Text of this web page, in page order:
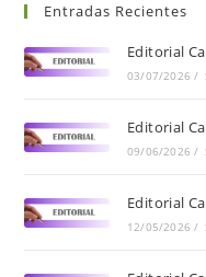
Entradas Recientes
Editorial
03/07/2026 /
Editorial
09/06/2026 /
Editorial
12/05/2026 /